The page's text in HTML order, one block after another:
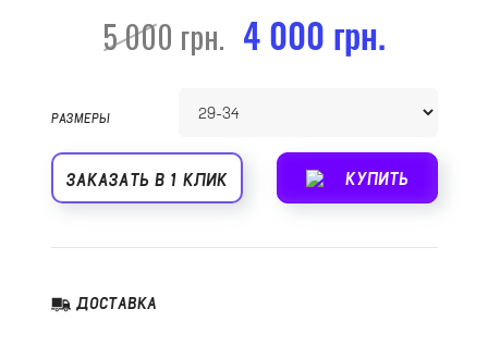
5 000 грн. 4 000 грн.
РАЗМЕРЫ
КУПИТЬ
ЗАКАЗАТЬ В 1 КЛИК
ДОСТАВКА